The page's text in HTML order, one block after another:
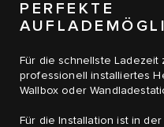
PERFEKTE
Für die schnellste
professionell installiertes
Wallbox oder
Für die Installation ist in